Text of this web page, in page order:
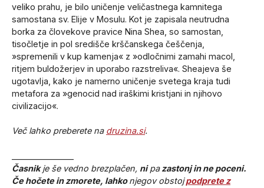
veliko prahu, je bilo uničenje veličastnega kamnitega
samostana sv. Elije v Mosulu. Kot je zapisala neutrudna
borka za človekove pravice Nina Shea, so samostan,
tisočletje in pol središče krščanskega češčenja,
»spremenili v kup kamenja« z »odločnimi zamahi macol,
ritjem buldožerjev in uporabo razstreliva«. Sheajeva še
ugotavlja, kako je namerno uničenje svetega kraja tudi
metafora za »genocid nad iraškimi kristjani in njihovo
civilizacijo«.
Več lahko preberete na druzina.si.
Časnikje še vedno brezplačen, nipazastonj in ne poceni.
Če hočete in zmorete, lahkonjegov obstoj podprete z